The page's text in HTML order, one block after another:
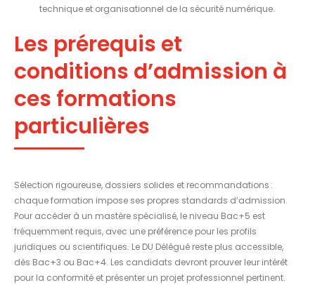
technique et organisationnel de la sécurité numérique.
Les prérequis et
conditions d’admission à
ces formations
particulières
Sélection rigoureuse, dossiers solides et recommandations :
chaque formation impose ses propres standards d’admission.
Pour accéder à un mastère spécialisé, le niveau Bac+5 est
fréquemment requis, avec une préférence pour les profils
juridiques ou scientifiques. Le DU Délégué reste plus accessible,
dès Bac+3 ou Bac+4. Les candidats devront prouver leur intérêt
pour la conformité et présenter un projet professionnel pertinent.